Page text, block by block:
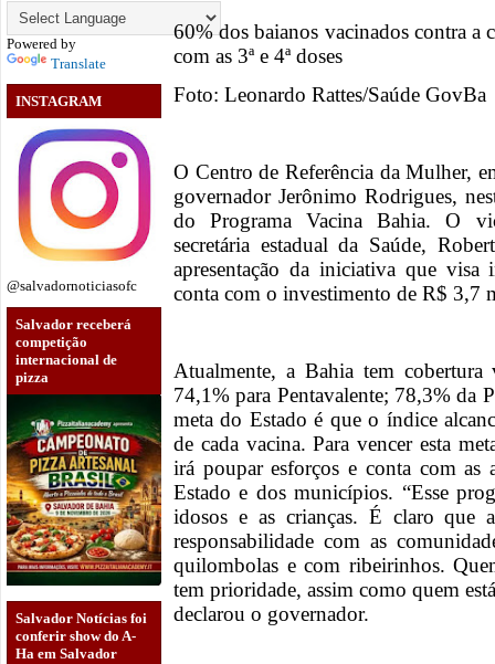
Powered by
Translate
INSTAGRAM
@salvadornoticiasofc
Salvador receberá
competição
internacional de
pizza
Salvador Notícias foi
conferir show do A-
Ha em Salvador
60% dos baianos vacinados contra a
com as 3ª e 4ª doses
Foto: Leonardo Rattes/Saúde GovBa
O Centro de Referência da Mulher,
governador Jerônimo Rodrigues,
do Programa Vacina Bahia. O
secretária estadual da Saúde,
apresentação da iniciativa que
conta com o investimento de R$ 3,7
Atualmente, a Bahia tem
74,1% para Pentavalente; 78,3% da
meta do Estado é que o índice
de cada vacina. Para vencer esta
irá poupar esforços e conta com as
Estado e dos municípios. “Esse
idosos e as crianças. É claro que
responsabilidade com as
quilombolas e com ribeirinhos.
tem prioridade, assim como quem
declarou o governador.